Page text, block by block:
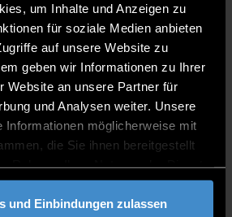
um Inhalte und Anzeigen zu
für soziale Medien anbieten
auf unsere Website zu
geben wir Informationen zu Ihrer
Website an unsere Partner für
und Analysen weiter. Unsere
Informationen möglicherweise mit
die Sie ihnen bereitgestellt
und Einbindungen zulassen